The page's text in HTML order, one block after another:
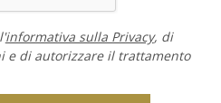
informativa sulla Privacy, di
e di autorizzare il trattamento